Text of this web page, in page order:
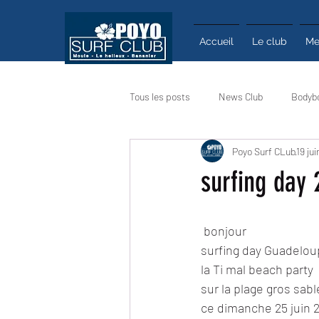
Accueil Le club
Tous les posts News Club
Actualité Infos
surfing day
Poyo Surf CLub19
bonjour
surfing day
la Ti mal beach party
sur la plage gros
ce dimanche 25 juin